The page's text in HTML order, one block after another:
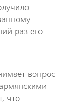
раз его
вопрос
что